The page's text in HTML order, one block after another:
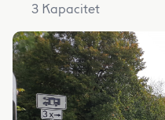
3 Kapacitet